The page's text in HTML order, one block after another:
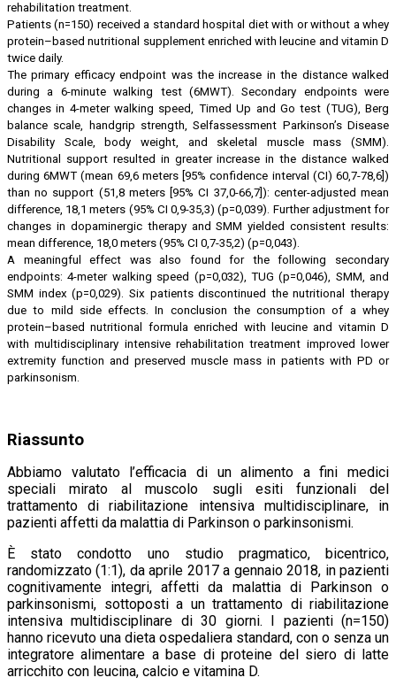
rehabilitation treatment.
Patients (n=150) received a standard hospital diet with or without a whey
protein–based nutritional supplement enriched with leucine and vitamin D
twice daily.
The primary efficacy endpoint was the increase in the distance walked
during a 6-minute walking test (6MWT). Secondary endpoints were
changes in 4-meter walking speed, Timed Up and Go test (TUG), Berg
balance scale, handgrip strength, Selfassessment Parkinson’s Disease
Disability Scale, body weight, and skeletal muscle mass (SMM).
Nutritional support resulted in greater increase in the distance walked
during 6MWT (mean 69,6 meters [95% confidence interval (CI) 60,7-78,6])
than no support (51,8 meters [95% CI 37,0-66,7]): center-adjusted mean
difference, 18,1 meters (95% CI 0,9-35,3) (p=0,039). Further adjustment for
changes in dopaminergic therapy and SMM yielded consistent results:
mean difference, 18,0 meters (95% CI 0,7-35,2) (p=0,043).
A meaningful effect was also found for the following secondary
endpoints: 4-meter walking speed (p=0,032), TUG (p=0,046), SMM, and
SMM index (p=0,029). Six patients discontinued the nutritional therapy
due to mild side effects. In conclusion the consumption of a whey
protein–based nutritional formula enriched with leucine and vitamin D
with multidisciplinary intensive rehabilitation treatment improved lower
extremity function and preserved muscle mass in patients with PD or
parkinsonism.
Riassunto
Abbiamo valutato l’efficacia di un alimento a fini medici
speciali mirato al muscolo sugli esiti funzionali del
trattamento di riabilitazione intensiva multidisciplinare, in
pazienti affetti da malattia di Parkinson o parkinsonismi.
È stato condotto uno studio pragmatico, bicentrico,
randomizzato (1:1), da aprile 2017 a gennaio 2018, in pazienti
cognitivamente integri, affetti da malattia di Parkinson o
parkinsonismi, sottoposti a un trattamento di riabilitazione
intensiva multidisciplinare di 30 giorni. I pazienti (n=150)
hanno ricevuto una dieta ospedaliera standard, con o senza un
integratore alimentare a base di proteine del siero di latte
arricchito con leucina, calcio e vitamina D.